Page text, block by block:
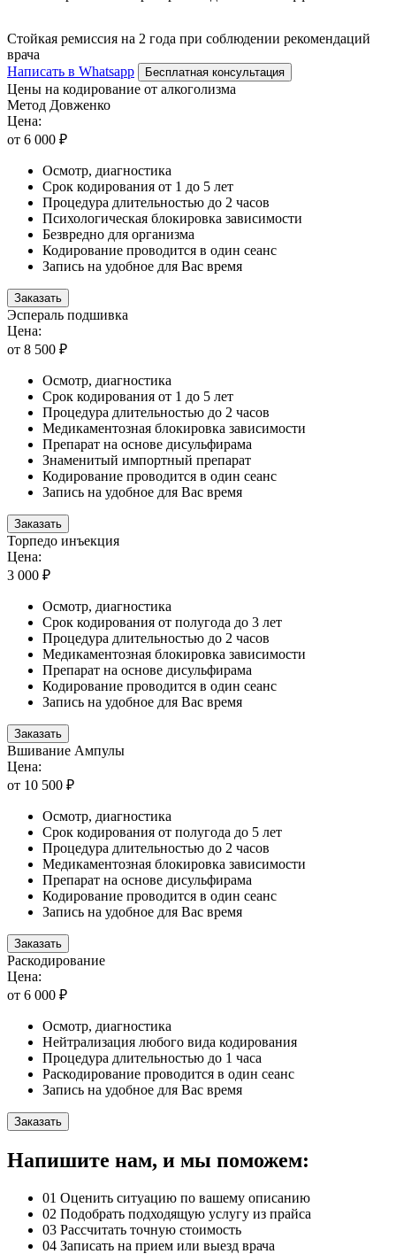
Стойкая ремиссия на 2 года при соблюдении рекомендаций
врача
Написать в Whatsapp
Бесплатная консультация
Цены на кодирование от алкоголизма
Метод Довженко
Цена:
от 6 000 ₽
Осмотр, диагностика
Срок кодирования от 1 до 5 лет
Процедура длительностью до 2 часов
Психологическая блокировка зависимости
Безвредно для организма
Кодирование проводится в один сеанс
Запись на удобное для Вас время
Заказать
Эспераль подшивка
Цена:
от 8 500 ₽
Осмотр, диагностика
Срок кодирования от 1 до 5 лет
Процедура длительностью до 2 часов
Медикаментозная блокировка зависимости
Препарат на основе дисульфирама
Знаменитый импортный препарат
Кодирование проводится в один сеанс
Запись на удобное для Вас время
Заказать
Торпедо инъекция
Цена:
3 000 ₽
Осмотр, диагностика
Срок кодирования от полугода до 3 лет
Процедура длительностью до 2 часов
Медикаментозная блокировка зависимости
Препарат на основе дисульфирама
Кодирование проводится в один сеанс
Запись на удобное для Вас время
Заказать
Вшивание Ампулы
Цена:
от 10 500 ₽
Осмотр, диагностика
Срок кодирования от полугода до 5 лет
Процедура длительностью до 2 часов
Медикаментозная блокировка зависимости
Препарат на основе дисульфирама
Кодирование проводится в один сеанс
Запись на удобное для Вас время
Заказать
Раскодирование
Цена:
от 6 000 ₽
Осмотр, диагностика
Нейтрализация любого вида кодирования
Процедура длительностью до 1 часа
Раскодирование проводится в один сеанс
Запись на удобное для Вас время
Заказать
Напишите нам, и мы поможем:
01 Оценить ситуацию по вашему описанию
02 Подобрать подходящую услугу из прайса
03 Рассчитать точную стоимость
04 Записать на прием или выезд врача